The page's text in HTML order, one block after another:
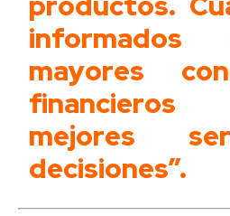
mayores
mejores
decisiones”.